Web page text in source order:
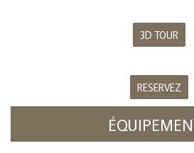
3D TOUR
RESERVEZ